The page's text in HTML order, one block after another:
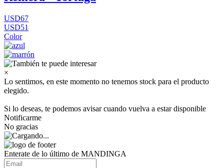
USD67
USD51
Color
×
Lo sentimos, en este momento no tenemos stock para el producto
elegido.
Si lo deseas, te podemos avisar cuando vuelva a estar disponible
Notificarme
No gracias
Enterate de lo último de MANDINGA